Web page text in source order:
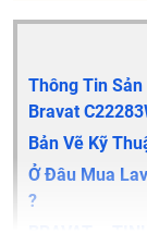
Thông Tin
Bravat
Bản Vẽ Kỹ
Ở Đâu Mua
?